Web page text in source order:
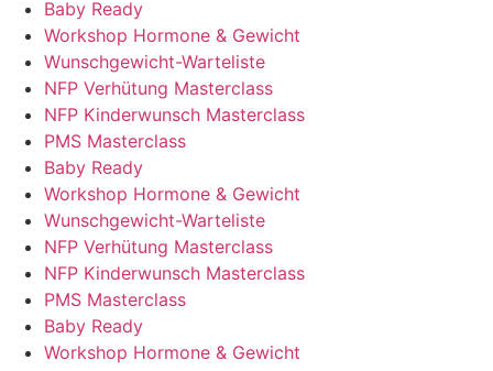
Baby Ready
Workshop Hormone & Gewicht
Wunschgewicht-Warteliste
NFP Verhütung Masterclass
NFP Kinderwunsch Masterclass
PMS Masterclass
Baby Ready
Workshop Hormone & Gewicht
Wunschgewicht-Warteliste
NFP Verhütung Masterclass
NFP Kinderwunsch Masterclass
PMS Masterclass
Baby Ready
Workshop Hormone & Gewicht